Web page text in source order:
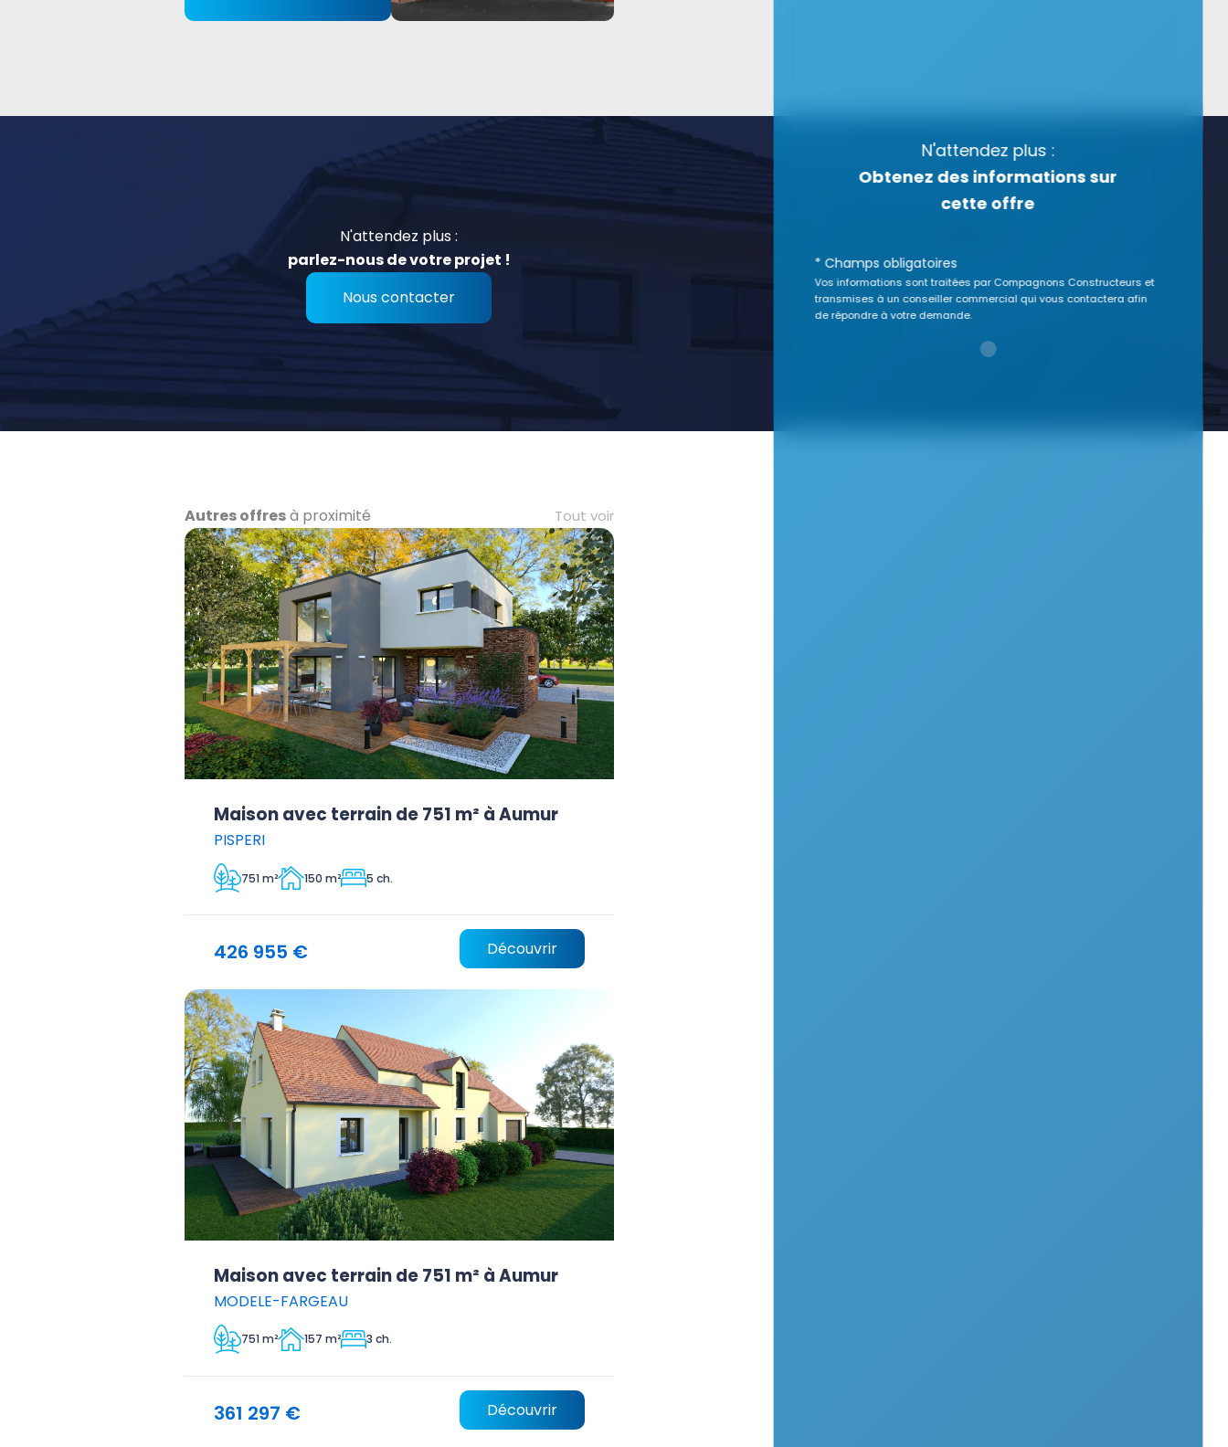
N'attendez plus :
parlez-nous de votre projet !
Nous contacter
Autres offresà proximité Tout voir
Maison avec terrain de 751 m² à Aumur
PISPERI
751 m² 150 m² 5 ch.
426 955 € Découvrir
Maison avec terrain de 751 m² à Aumur
MODELE-FARGEAU
751 m² 157 m² 3 ch.
361 297 € Découvrir
N'attendez plus :
Obtenez des informations sur
cette offre
* Champs obligatoires
Vos informations sont traitées par Compagnons Constructeurs et
transmises à un conseiller commercial qui vous contactera afin
de répondre à votre demande.